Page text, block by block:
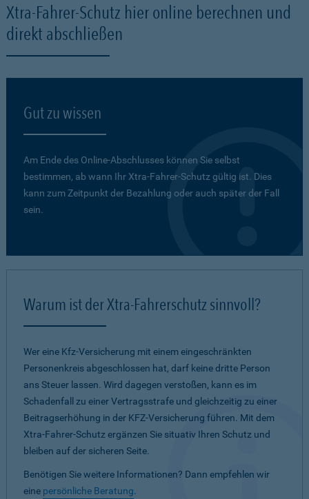
Xtra-Fahrer-Schutz hier online berechnen und
direkt abschließen
Gut zu wissen
Am Ende des Online-Abschlusses können Sie selbst
bestimmen, ab wann Ihr Xtra-Fahrer-Schutz gültig ist. Dies
kann zum Zeitpunkt der Bezahlung oder auch später der Fall
sein.
Warum ist der Xtra-Fahrerschutz sinnvoll?
Wer eine Kfz-Versicherung mit einem eingeschränkten
Personenkreis abgeschlossen hat, darf keine dritte Person
ans Steuer lassen. Wird dagegen verstoßen, kann es im
Schadenfall zu einer Vertragsstrafe und gleichzeitig zu einer
Beitragserhöhung in der KFZ-Versicherung führen. Mit dem
Xtra-Fahrer-Schutz ergänzen Sie situativ Ihren Schutz und
bleiben auf der sicheren Seite.
Benötigen Sie weitere Informationen? Dann empfehlen wir
eine persönliche Beratung.